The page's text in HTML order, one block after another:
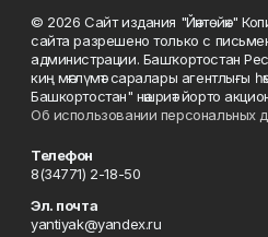
© 2026 Сайт издания "Йәнтөйәк"
сайта разрешено только с
администрации. Башҡортостан
киң мәғлүмәт саралары агентлығы
Башкортостан" нәшриәт йорто
Об использовании персональных
Телефон
8(34771) 2-18-50
Эл. почта
yantiyak@yandex.ru